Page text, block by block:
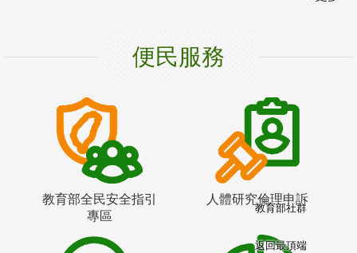
便民服務
教育部全民安全指引
專區
人體研究倫理申訴
教育部社群
返回最頂端